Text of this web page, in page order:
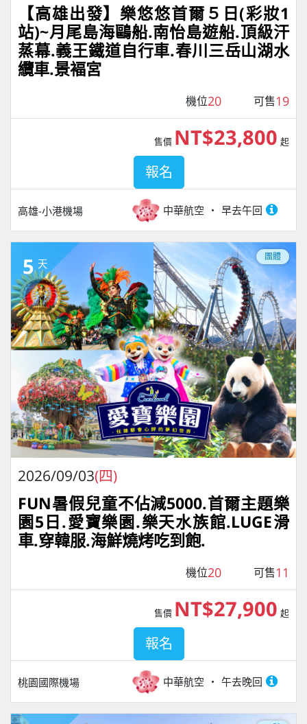
【高雄出發】樂悠悠首爾５日(彩妝1
站)~月尾島海鷗船.南怡島遊船.頂級汗
蒸幕.義王鐵道自行車.春川三岳山湖水
纜車.景褔宮
機位20 可售19
高雄-小港機場 中華航空 早去午回
售價 NT$23,800 起
報名
5 天
團體
2026/09/03(四)
FUN暑假兒童不佔減5000.首爾主題樂
園5日.愛寶樂園.樂天水族館.LUGE滑
車.穿韓服.海鮮燒烤吃到飽.
機位20 可售11
桃園國際機場 中華航空 午去晚回
售價 NT$27,900 起
報名